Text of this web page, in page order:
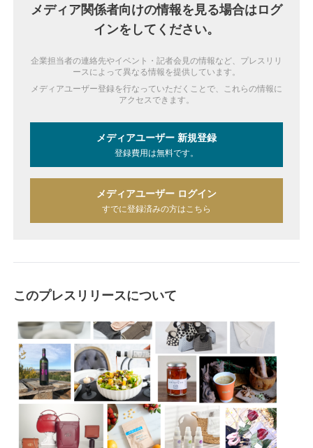
メディア関係者向けの情報を見る場合はログ
インをしてください。
企業担当者の連絡先やイベント・記者会見の情報など、プレスリリ
ースによって異なる情報を提供しています。
メディアユーザー登録を行なっていただくことで、これらの情報に
アクセスできます。
メディアユーザー 新規登録
登録費用は無料です。
メディアユーザー ログイン
すでに登録済みの方はこちら
このプレスリリースについて